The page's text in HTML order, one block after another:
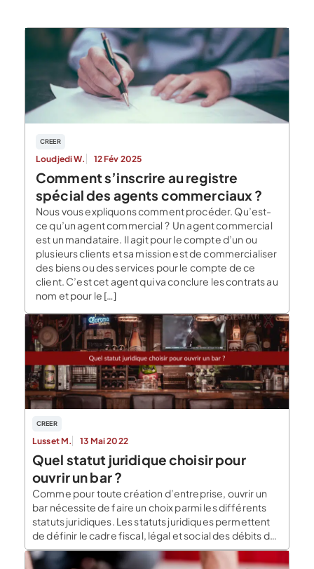
CREER
Loudjedi W. 12 Fév 2025
Comment s’inscrire au registre
spécial des agents commerciaux ?
Nous vous expliquons comment procéder. Qu’est-
ce qu’un agent commercial ? Un agent commercial
est un mandataire. Il agit pour le compte d’un ou
plusieurs clients et sa mission est de commercialiser
des biens ou des services pour le compte de ce
client. C’est cet agent qui va conclure les contrats au
nom et pour le […]
CREER
Lusset M. 13 Mai 2022
Quel statut juridique choisir pour
ouvrir un bar ?
Comme pour toute création d’entreprise, ouvrir un
bar nécessite de faire un choix parmi les différents
statuts juridiques. Les statuts juridiques permettent
de définir le cadre fiscal, légal et social des débits de
boissons. Il convient donc de bien choisir le sien au
moment du lancement de son établissement.